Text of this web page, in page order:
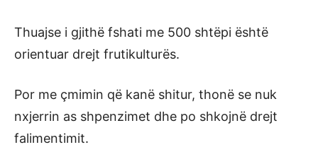
Thuajse i gjithë fshati me 500 shtëpi është
orientuar drejt frutikulturës.
Por me çmimin që kanë shitur, thonë se nuk
nxjerrin as shpenzimet dhe po shkojnë drejt
falimentimit.